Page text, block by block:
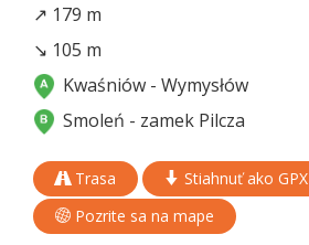
↗ 179 m
↘ 105 m
Kwaśniów - Wymysłów
Smoleń - zamek Pilcza
Trasa
Stiahnuť ako GPX
Pozrite sa na mape